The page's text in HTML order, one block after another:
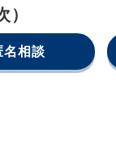
名相談